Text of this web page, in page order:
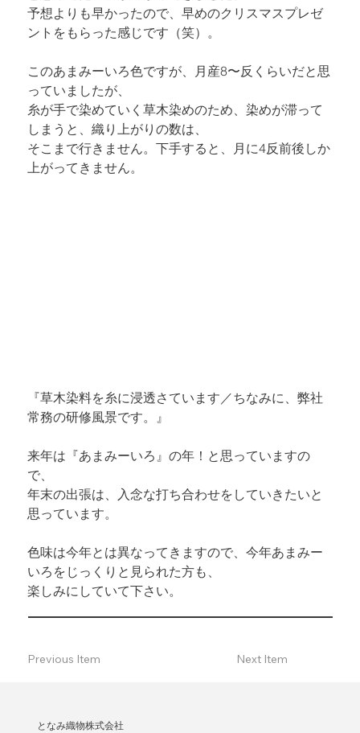
予想よりも早かったので、早めのクリスマスプレゼ
ントをもらった感じです（笑）。
このあまみーいろ色ですが、月産8〜反くらいだと思
っていましたが、
糸が手で染めていく草木染めのため、染めが滞って
しまうと、織り上がりの数は、
そこまで行きません。下手すると、月に4反前後しか
上がってきません。
『草木染料を糸に浸透さています／ちなみに、弊社
常務の研修風景です。』
来年は『あまみーいろ』の年！と思っていますの
で、
年末の出張は、入念な打ち合わせをしていきたいと
思っています。
色味は今年とは異なってきますので、今年あまみー
いろをじっくりと見られた方も、
楽しみにしていて下さい。
Next Item
Previous Item
となみ織物株式会社